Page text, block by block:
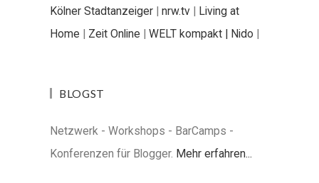
Kölner Stadtanzeiger | nrw.tv | Living at
Home | Zeit Online | WELT kompakt | Nido |
BLOGST
Netzwerk - Workshops - BarCamps -
Konferenzen für Blogger. Mehr erfahren...